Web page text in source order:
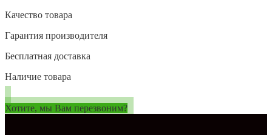
Качество товара
Гарантия производителя
Бесплатная доставка
Наличие товара
Хотите, мы Вам перезвоним?